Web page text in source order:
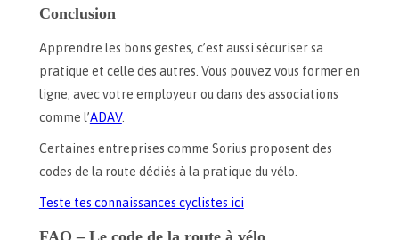
Conclusion
Apprendre les bons gestes, c’est aussi sécuriser sa
pratique et celle des autres. Vous pouvez vous former en
ligne, avec votre employeur ou dans des associations
comme l’ADAV.
Certaines entreprises comme Sorius proposent des
codes de la route dédiés à la pratique du vélo.
Teste tes connaissances cyclistes ici